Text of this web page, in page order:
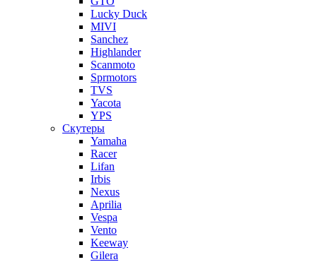
Lucky Duck
MIVI
Sanchez
Highlander
Scanmoto
Sprmotors
TVS
Yacota
YPS
Скутеры
Yamaha
Racer
Lifan
Irbis
Nexus
Aprilia
Vespa
Vento
Keeway
Gilera